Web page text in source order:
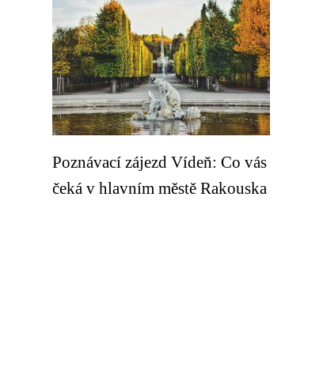
Poznávací zájezd Vídeň: Co vás
čeká v hlavním městě Rakouska